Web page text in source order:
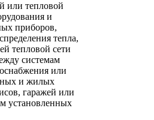
или тепловой
и
приборов,
тепла,
тепловой сети
системам
или
и жилых
гаражей или
установленных